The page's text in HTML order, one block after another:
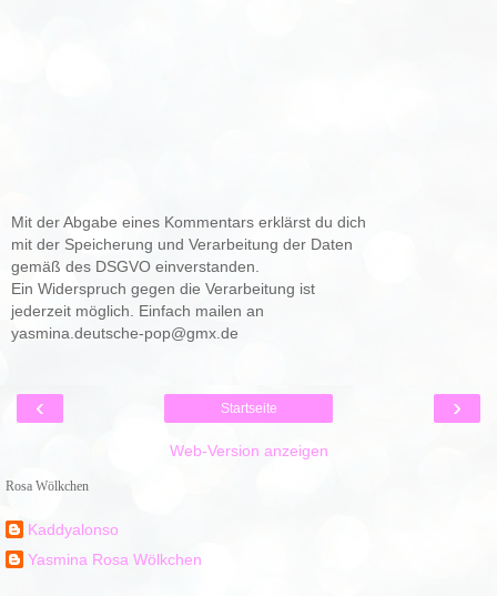
Mit der Abgabe eines Kommentars erklärst du dich
mit der Speicherung und Verarbeitung der Daten
gemäß des DSGVO einverstanden.
Ein Widerspruch gegen die Verarbeitung ist
jederzeit möglich. Einfach mailen an
yasmina.deutsche-pop@gmx.de
‹ ›
Startseite
Web-Version anzeigen
Rosa Wölkchen
Kaddyalonso
Yasmina Rosa Wölkchen